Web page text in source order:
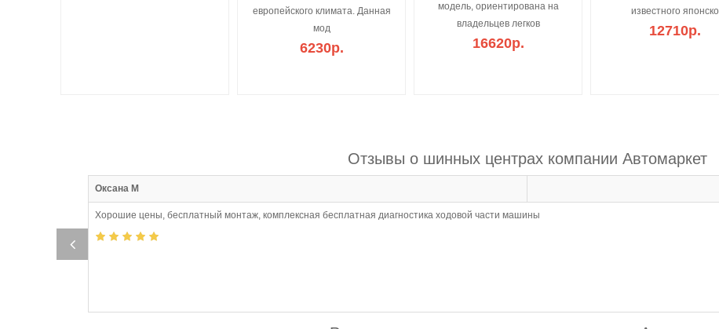
европейского климата. Данная
мод
6230р.
модель, ориентирована на
владельцев легков
16620р.
известного японско
12710р.
Отзывы о шинных центрах компании Автомаркет
Оксана М
Хорошие цены, бесплатный монтаж, комплексная бесплатная диагностика ходовой части машины